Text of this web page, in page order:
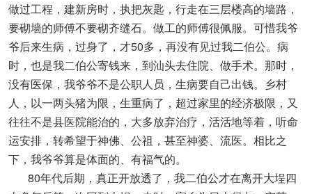
做过工程，建新房时，执把灰匙，行走在三层楼高的墙路，
要砌墙的师傅不要砌齐缝石。做工的师傅很佩服。可惜我爷
爷后来生病，过身了，才50多，再没有见过我二伯公。病
时，也是我二伯公寄钱来，到汕头去住院、做手术。那时，
没有医保，我爷爷不是公职人员，生病要自己出钱。乡村
人，以一两头猪为限，生重病了，超过家里的经济极限，又
往往不是县医院能治的，大多放弃治疗，活活地等着，听命
运安排，转希望于神佛、公祖，甚至神婆、流医。相比之
下，我爷爷算是体面的、有福气的。
80年代后期，真正开放透了，我二伯公才在离开大埕四